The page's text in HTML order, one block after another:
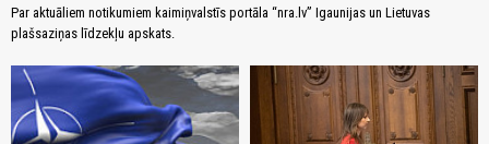
Par aktuāliem notikumiem kaimiņvalstīs portāla “nra.lv” Igaunijas un Lietuvas
plašsaziņas līdzekļu apskats.